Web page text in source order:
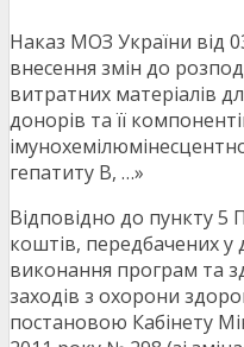
Наказ МОЗ України від
внесення змін до
витратних матеріалів
донорів та її
гепатиту В, …»
Відповідно до пункту 5
коштів, передбачених
виконання програм та
заходів з охорони
постановою Кабінету